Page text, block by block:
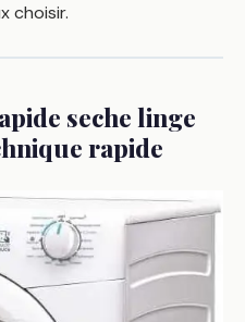
choisir.
seche linge
rapide